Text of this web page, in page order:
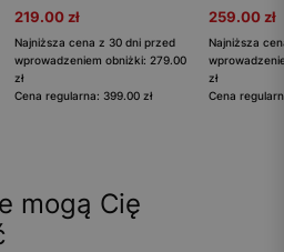
219.00 zł
Najniższa cena z 30 dni przed
wprowadzeniem obniżki: 279.00
zł
Cena regularna: 399.00 zł
259.00 zł
Najniższa
zł
Cena
mogą Cię